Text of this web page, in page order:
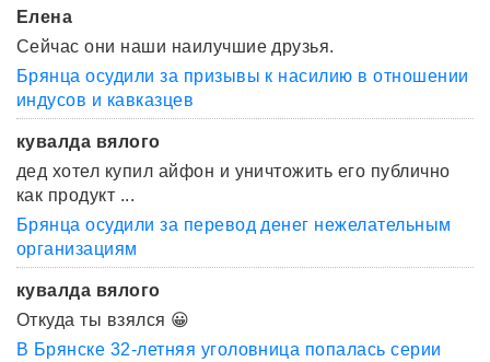
Елена
Сейчас они наши наилучшие друзья.
Брянца осудили за призывы к насилию в отношении
индусов и кавказцев
кувалда вялого
дед хотел купил айфон и уничтожить его публично
как продукт ...
Брянца осудили за перевод денег нежелательным
организациям
кувалда вялого
Откуда ты взялся 😀
В Брянске 32-летняя уголовница попалась серии